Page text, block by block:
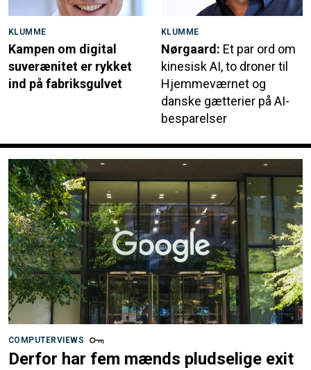
KLUMME
Kampen om digital
suverænitet er rykket
ind på fabriksgulvet
KLUMME
Nørgaard: Et par ord om
kinesisk AI, to droner til
Hjemmeværnet og
danske gætterier på AI-
besparelser
COMPUTERVIEWS
Derfor har fem mænds pludselige exit